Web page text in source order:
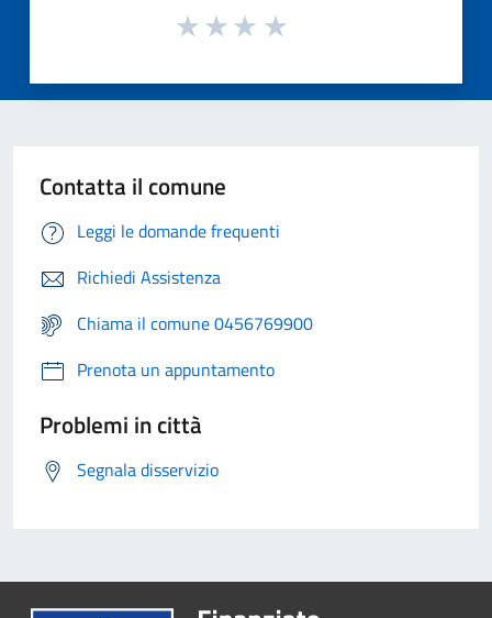
Contatta il comune
Leggi le domande frequenti
Richiedi Assistenza
Chiama il comune 0456769900
Prenota un appuntamento
Problemi in città
Segnala disservizio